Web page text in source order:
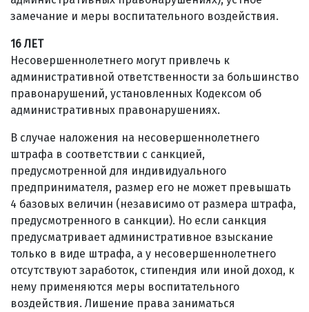
замечание и меры воспитательного воздействия.
16 ЛЕТ
Несовершеннолетнего могут привлечь к
административной ответственности за большинство
правонарушений, установленных Кодексом об
административных правонарушениях.
В случае наложения на несовершеннолетнего
штрафа в соответствии с санкцией,
предусмотренной для индивидуального
предпринимателя, размер его не может превышать
4 базовых величин (независимо от размера штрафа,
предусмотренного в санкции). Но если санкция
предусматривает административное взыскание
только в виде штрафа, а у несовершеннолетнего
отсутствуют заработок, стипендия или иной доход, к
нему применяются меры воспитательного
воздействия. Лишение права заниматься